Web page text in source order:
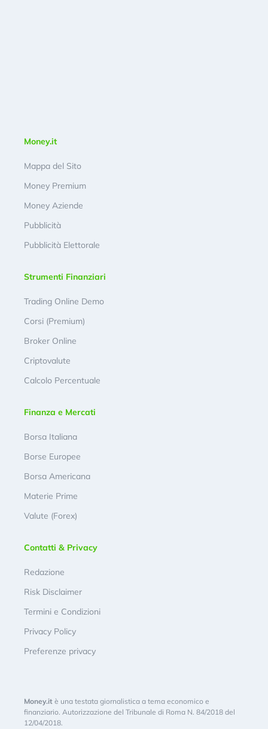
Money.it
Mappa del Sito
Money Premium
Money Aziende
Pubblicità
Pubblicità Elettorale
Strumenti Finanziari
Trading Online Demo
Corsi (Premium)
Broker Online
Criptovalute
Calcolo Percentuale
Finanza e Mercati
Borsa Italiana
Borse Europee
Borsa Americana
Materie Prime
Valute (Forex)
Contatti & Privacy
Redazione
Risk Disclaimer
Termini e Condizioni
Privacy Policy
Preferenze privacy
Money.it è una testata giornalistica a tema economico e
finanziario. Autorizzazione del Tribunale di Roma N. 84/2018 del
12/04/2018.